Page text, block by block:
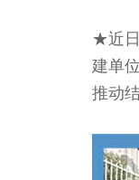
★近日
建单
推动